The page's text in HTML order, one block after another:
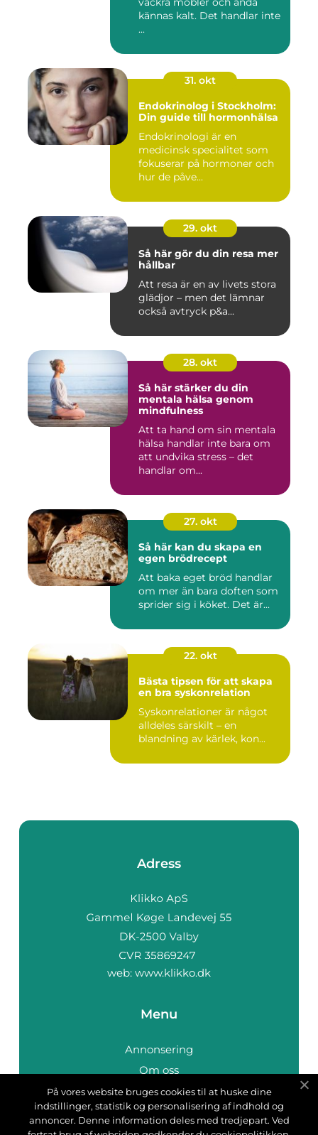
kännas kalt. Det handlar inte
...
31. okt
Endokrinolog i Stockholm:
Din guide till hormonhälsa
Endokrinologi är en
medicinsk specialitet som
fokuserar på hormoner och
hur de påve...
29. okt
Så här gör du din resa mer
hållbar
Att resa är en av livets stora
glädjor – men det lämnar
också avtryck p&a...
28. okt
Så här stärker du din
mentala hälsa genom
mindfulness
Att ta hand om sin mentala
hälsa handlar inte bara om
att undvika stress – det
handlar om...
27. okt
Så här kan du skapa en
egen brödrecept
Att baka eget bröd handlar
om mer än bara doften som
sprider sig i köket. Det är...
22. okt
Bästa tipsen för att skapa
en bra syskonrelation
Syskonrelationer är något
alldeles särskilt – en
blandning av kärlek, kon...
Adress
web: www.klikko.dk
Menu
Annonsering
Om oss
Cookies
Kontakta oss
Sitemap
På vores website bruges cookies til at huske dine
indstillinger, statistik og personalisering af indhold og
annoncer. Denne information deles med tredjepart. Ved